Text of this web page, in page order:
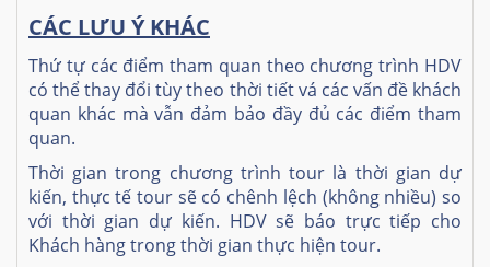
CÁC LƯU Ý KHÁC
Thứ tự các điểm tham quan theo chương trình HDV
có thể thay đổi tùy theo thời tiết vá các vấn đề khách
quan khác mà vẫn đảm bảo đầy đủ các điểm tham
quan.
Thời gian trong chương trình tour là thời gian dự
kiến, thực tế tour sẽ có chênh lệch (không nhiều) so
với thời gian dự kiến. HDV sẽ báo trực tiếp cho
Khách hàng trong thời gian thực hiện tour.